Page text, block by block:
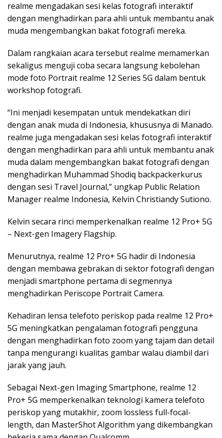
realme mengadakan sesi kelas fotografi interaktif
dengan menghadirkan para ahli untuk membantu anak
muda mengembangkan bakat fotografi mereka.
Dalam rangkaian acara tersebut realme memamerkan
sekaligus menguji coba secara langsung kebolehan
mode foto Portrait realme 12 Series 5G dalam bentuk
workshop fotografi.
“Ini menjadi kesempatan untuk mendekatkan diri
dengan anak muda di Indonesia, khususnya di Manado.
realme juga mengadakan sesi kelas fotografi interaktif
dengan menghadirkan para ahli untuk membantu anak
muda dalam mengembangkan bakat fotografi dengan
menghadirkan Muhammad Shodiq backpackerkurus
dengan sesi Travel Journal,” ungkap Public Relation
Manager realme Indonesia, Kelvin Christiandy Sutiono.
Kelvin secara rinci memperkenalkan realme 12 Pro+ 5G
– Next-gen Imagery Flagship.
Menurutnya, realme 12 Pro+ 5G hadir di Indonesia
dengan membawa gebrakan di sektor fotografi dengan
menjadi smartphone pertama di segmennya
menghadirkan Periscope Portrait Camera.
Kehadiran lensa telefoto periskop pada realme 12 Pro+
5G meningkatkan pengalaman fotografi pengguna
dengan menghadirkan foto zoom yang tajam dan detail
tanpa mengurangi kualitas gambar walau diambil dari
jarak yang jauh.
Sebagai Next-gen Imaging Smartphone, realme 12
Pro+ 5G memperkenalkan teknologi kamera telefoto
periskop yang mutakhir, zoom lossless full-focal-
length, dan MasterShot Algorithm yang dikembangkan